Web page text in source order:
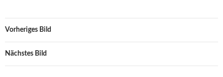
Vorheriges Bild
Nächstes Bild